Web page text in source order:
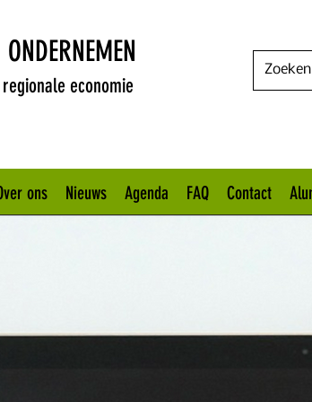
economie
ons Nieuws Agenda FAQ Contact